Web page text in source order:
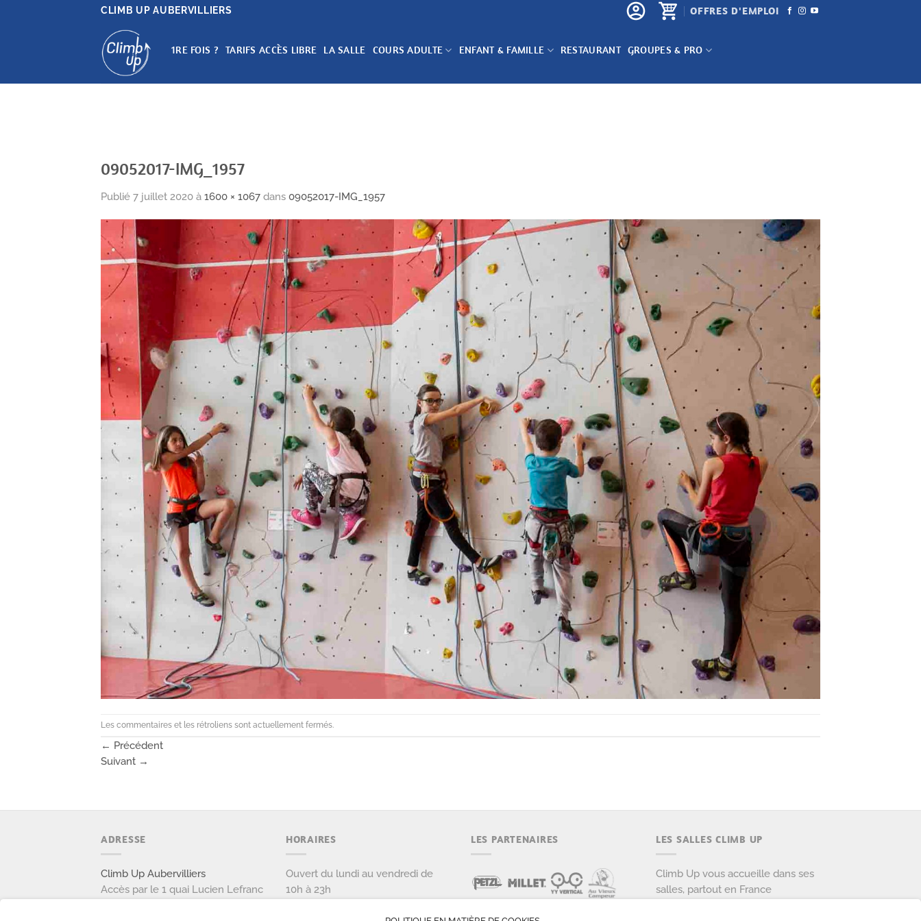
CLIMB UP AUBERVILLIERS OFFRES D'EMPLOI
1RE FOIS ? TARIFS ACCÈS LIBRE LA SALLE COURS ADULTE ENFANT & FAMILLE RESTAURANT GROUPES & PRO
09052017-IMG_1957
Publié 7 juillet 2020 à 1600 × 1067 dans 09052017-IMG_1957
Les commentaires et les rétroliens sont actuellement fermés.
← Précédent
Suivant →
ADRESSE
Climb Up Aubervilliers
Accès par le 1 quai Lucien Lefranc
HORAIRES
Ouvert du lundi au vendredi de
10h à 23h
LES PARTENAIRES LES SALLES CLIMB UP
Climb Up vous accueille dans ses
salles, partout en France